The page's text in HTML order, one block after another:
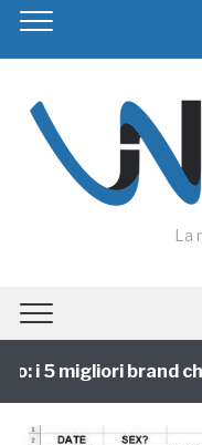
La
i 5 migliori brand che